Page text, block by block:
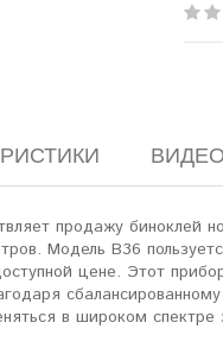
продажу биноклей
Модель B36
цене. Этот
в широком